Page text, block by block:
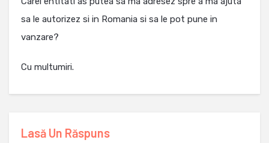
sa le autorizez si in Romania si sa le pot pune in
vanzare?
Cu multumiri.
Lasă Un Răspuns